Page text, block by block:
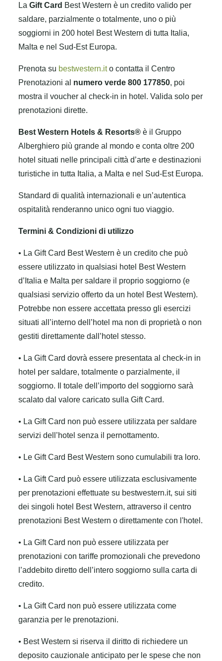
LaGift Card Best Western è un credito valido per
saldare, parzialmente o totalmente, uno o più
soggiorni in 200 hotel Best Western di tutta Italia,
Malta e nel Sud-Est Europa.
Prenota su bestwestern.ito contatta il Centro
Prenotazioni al numero verde 800 177850, poi
mostra il voucher al check-in in hotel. Valida solo per
prenotazioni dirette.
Best Western Hotels & Resorts® è il Gruppo
Alberghiero più grande al mondo e conta oltre 200
hotel situati nelle principali città d’arte e destinazioni
turistiche in tutta Italia, a Malta e nel Sud-Est Europa.
Standard di qualità internazionali e un’autentica
ospitalità renderanno unico ogni tuo viaggio.
Termini & Condizioni di utilizzo
• La Gift Card Best Western è un credito che può
essere utilizzato in qualsiasi hotel Best Western
d’Italia e Malta per saldare il proprio soggiorno (e
qualsiasi servizio offerto da un hotel Best Western).
Potrebbe non essere accettata presso gli esercizi
situati all’interno dell’hotel ma non di proprietà o non
gestiti direttamente dall’hotel stesso.
• La Gift Card dovrà essere presentata al check-in in
hotel per saldare, totalmente o parzialmente, il
soggiorno. Il totale dell’importo del soggiorno sarà
scalato dal valore caricato sulla Gift Card.
• La Gift Card non può essere utilizzata per saldare
servizi dell’hotel senza il pernottamento.
• Le Gift Card Best Western sono cumulabili tra loro.
• La Gift Card può essere utilizzata esclusivamente
per prenotazioni effettuate su bestwestern.it, sui siti
dei singoli hotel Best Western, attraverso il centro
prenotazioni Best Western o direttamente con l'hotel.
• La Gift Card non può essere utilizzata per
prenotazioni con tariffe promozionali che prevedono
l’addebito diretto dell’intero soggiorno sulla carta di
credito.
• La Gift Card non può essere utilizzata come
garanzia per le prenotazioni.
• Best Western si riserva il diritto di richiedere un
deposito cauzionale anticipato per le spese che non